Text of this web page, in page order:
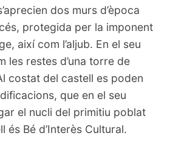
dos murs d’època
protegida per la imponent
així com l’aljub. En el seu
les restes d’una torre de
costat del castell es poden
que en el seu
el nucli del primitiu poblat
és Bé d’Interès Cultural.